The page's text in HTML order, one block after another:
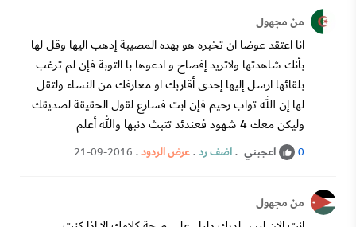
من مجهول
انا اعتقد عوضا ان تخبره هو بهده المصيبة إدهب اليها وقل لها
بأنك شاهدتها ولاتريد إفصاح و ادعوها با التوبة فإن لم ترغب
بلقائها ارسل إليها إحدى أقاربك او معارفك من النساء ولتقل
لها إن الله تواب رحيم فإن ابت فسارع لقول الحقيقة لصديقك
وليكن معك 4 شهود فعندئد تتبث دنبها والله أعلم
0 اعجبني .اضف رد.عرض الردود.
21-09-2016
من مجهول